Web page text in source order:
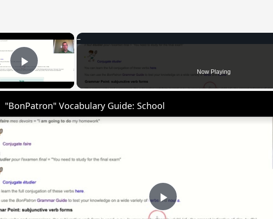
×
Play Video Now Playing
Play
"BonPatron" Vocabulary Guide: School